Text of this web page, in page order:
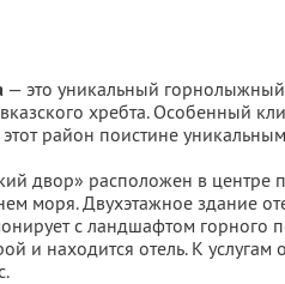
— это уникальный
хребта. Особенный
район поистине
двор» расположен в центре
моря. Двухэтажное здание
с ландшафтом горного
и находится отель. К